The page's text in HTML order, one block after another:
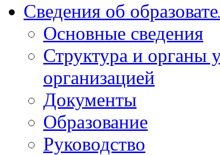
Сведения об
Основные сведения
Структура и органы
организацией
Документы
Образование
Руководство